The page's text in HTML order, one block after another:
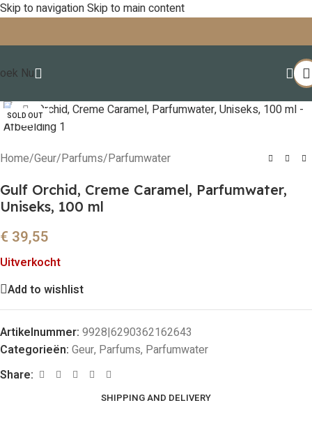
Skip to navigationSkip to main content
Nu
SOLD OUTClick to enlarge
Home/Geur/Parfums/Parfumwater
Gulf Orchid, Creme Caramel, Parfumwater,
Uniseks, 100 ml
€ 39,55
Uitverkocht
Add to wishlist
Artikelnummer: 9928|6290362162643
Categorieën: Geur, Parfums, Parfumwater
Share:
SHIPPING AND DELIVERY